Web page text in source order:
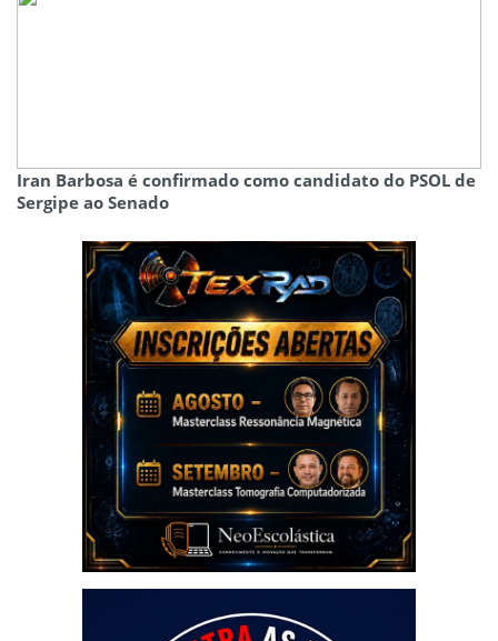
Iran Barbosa é confirmado como candidato do PSOL de
Sergipe ao Senado